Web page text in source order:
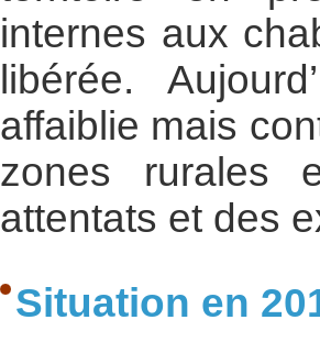
internes aux
libérée.
affaiblie mais
zones rurales
attentats et des
Situation en